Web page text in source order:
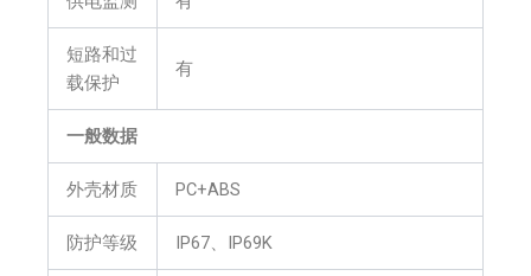
短路和过
载保护
有
一般数据
外壳材质 PC+ABS
防护等级 IP67、IP69K